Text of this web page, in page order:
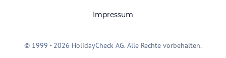
Impressum
© 1999 - 2026 HolidayCheck AG. Alle Rechte vorbehalten.